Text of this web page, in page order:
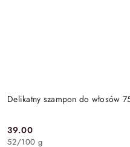
Delikatny szampon do włosów
Cena:
39.00
52/100 g